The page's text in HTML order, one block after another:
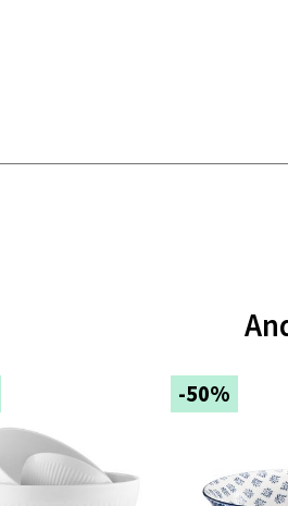
-50%
Mo i Rana - Thon
Ålesund - Thon
Langelandsvegen 25, 6010
Åpent i dag 10-20
0 i butikk